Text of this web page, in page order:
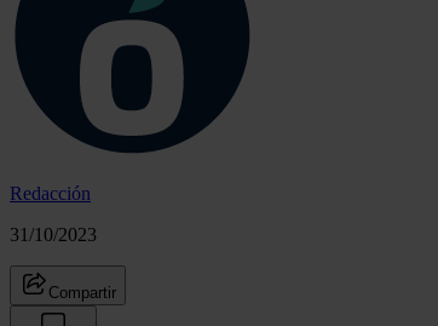
Redacción
31/10/2023
Compartir